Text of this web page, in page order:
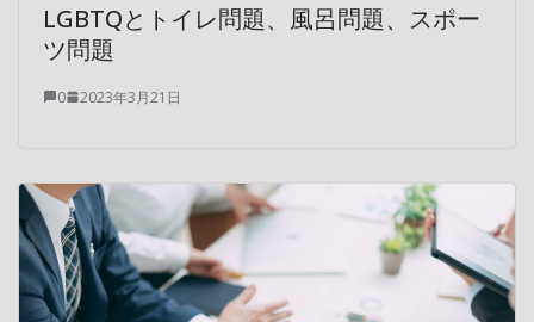
LGBTQとトイレ問題、風呂問題、スポー
ツ問題
0 2023年3月21日